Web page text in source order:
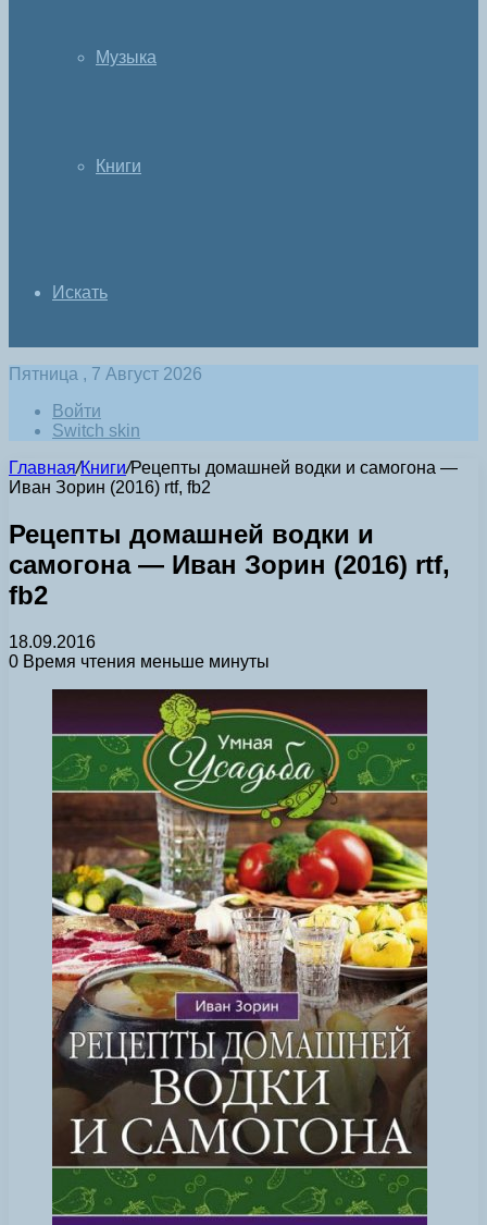
Музыка
Книги
Искать
Пятница , 7 Август 2026
Войти
Switch skin
Главная/Книги/Рецепты домашней водки и самогона —
Иван Зорин (2016) rtf, fb2
Рецепты домашней водки и
самогона — Иван Зорин (2016) rtf,
fb2
18.09.2016
0 Время чтения меньше минуты